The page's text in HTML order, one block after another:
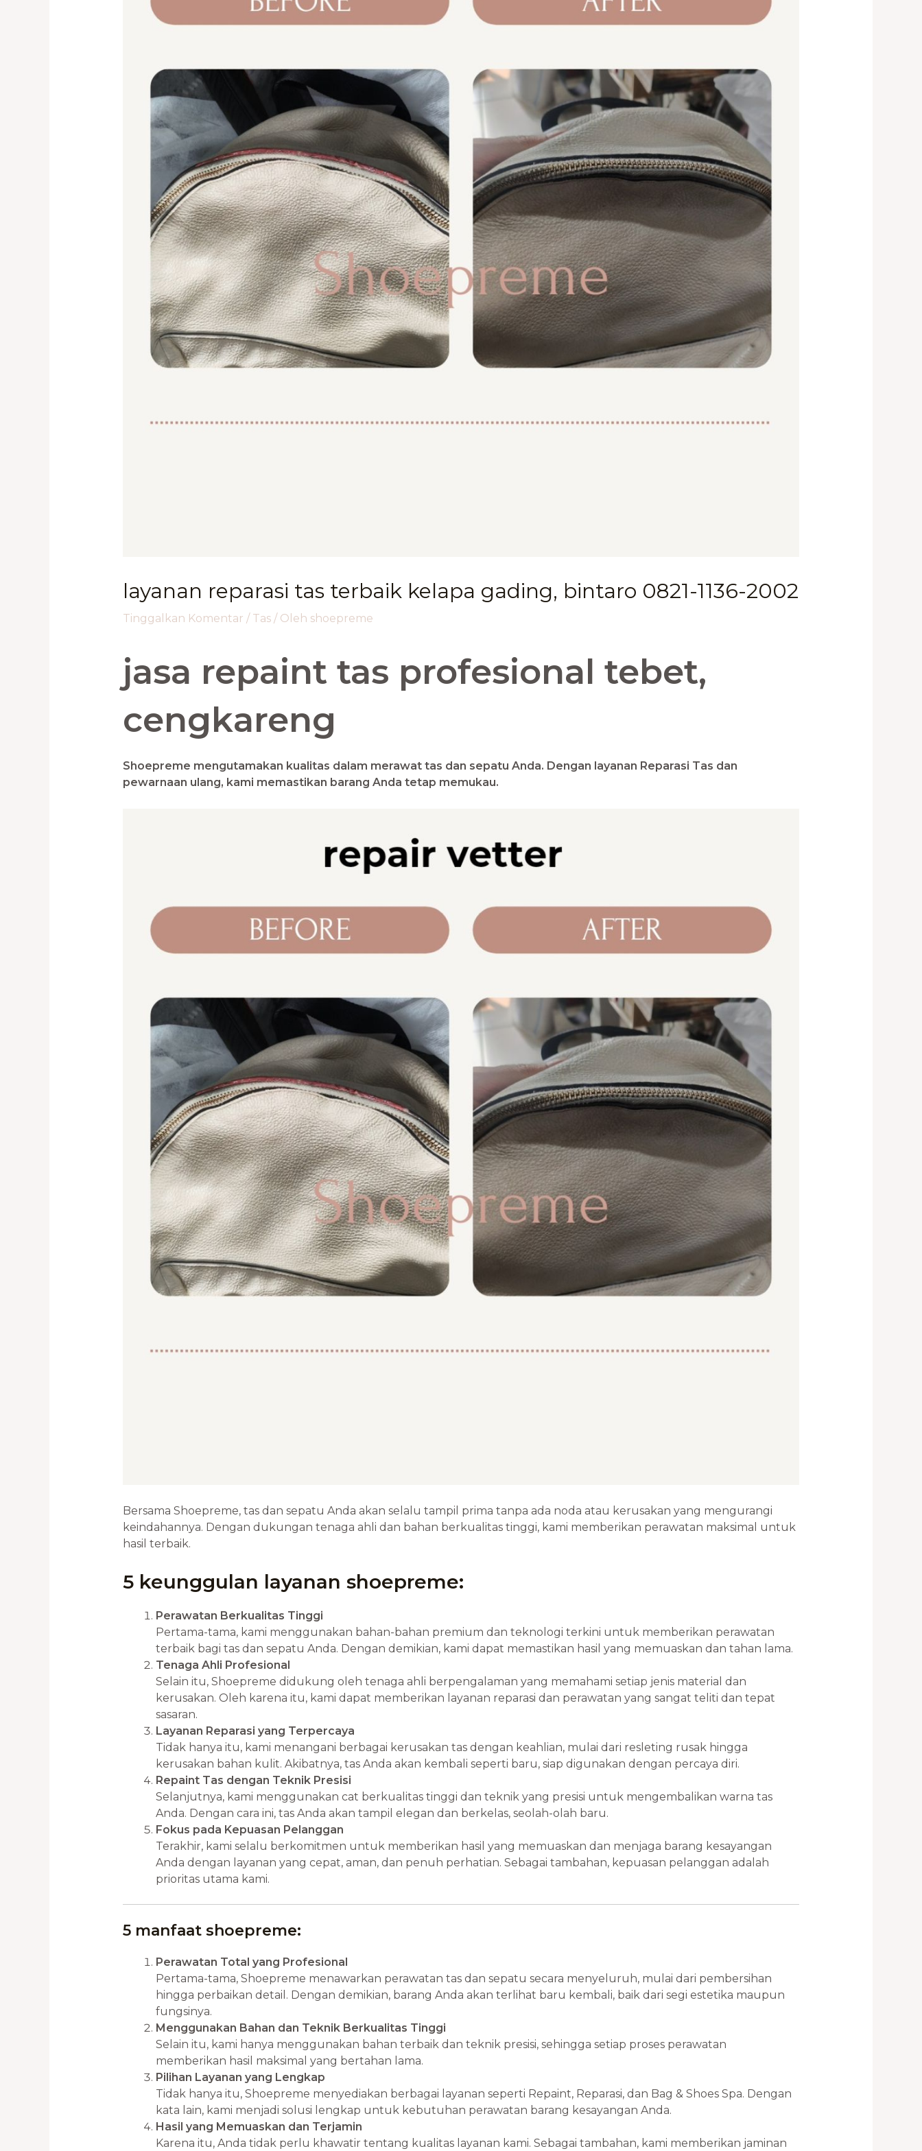
layanan reparasi tas terbaik kelapa gading, bintaro 0821-1136-2002
Tinggalkan Komentar / Tas/ Oleh shoepreme
jasa repaint tas profesional tebet,
cengkareng
Shoepreme mengutamakan kualitas dalam merawat tas dan sepatu Anda. Dengan layanan Reparasi Tas dan
pewarnaan ulang, kami memastikan barang Anda tetap memukau.
Bersama Shoepreme, tas dan sepatu Anda akan selalu tampil prima tanpa ada noda atau kerusakan yang mengurangi
keindahannya. Dengan dukungan tenaga ahli dan bahan berkualitas tinggi, kami memberikan perawatan maksimal untuk
hasil terbaik.
5 keunggulan layanan shoepreme:
Perawatan Berkualitas Tinggi
Pertama-tama, kami menggunakan bahan-bahan premium dan teknologi terkini untuk memberikan perawatan
terbaik bagi tas dan sepatu Anda. Dengan demikian, kami dapat memastikan hasil yang memuaskan dan tahan lama.
Tenaga Ahli Profesional
Selain itu, Shoepreme didukung oleh tenaga ahli berpengalaman yang memahami setiap jenis material dan
kerusakan. Oleh karena itu, kami dapat memberikan layanan reparasi dan perawatan yang sangat teliti dan tepat
sasaran.
Layanan Reparasi yang Terpercaya
Tidak hanya itu, kami menangani berbagai kerusakan tas dengan keahlian, mulai dari resleting rusak hingga
kerusakan bahan kulit. Akibatnya, tas Anda akan kembali seperti baru, siap digunakan dengan percaya diri.
Repaint Tas dengan Teknik Presisi
Selanjutnya, kami menggunakan cat berkualitas tinggi dan teknik yang presisi untuk mengembalikan warna tas
Anda. Dengan cara ini, tas Anda akan tampil elegan dan berkelas, seolah-olah baru.
Fokus pada Kepuasan Pelanggan
Terakhir, kami selalu berkomitmen untuk memberikan hasil yang memuaskan dan menjaga barang kesayangan
Anda dengan layanan yang cepat, aman, dan penuh perhatian. Sebagai tambahan, kepuasan pelanggan adalah
prioritas utama kami.
5 manfaat shoepreme:
Perawatan Total yang Profesional
Pertama-tama, Shoepreme menawarkan perawatan tas dan sepatu secara menyeluruh, mulai dari pembersihan
hingga perbaikan detail. Dengan demikian, barang Anda akan terlihat baru kembali, baik dari segi estetika maupun
fungsinya.
Menggunakan Bahan dan Teknik Berkualitas Tinggi
Selain itu, kami hanya menggunakan bahan terbaik dan teknik presisi, sehingga setiap proses perawatan
memberikan hasil maksimal yang bertahan lama.
Pilihan Layanan yang Lengkap
Tidak hanya itu, Shoepreme menyediakan berbagai layanan seperti Repaint, Reparasi, dan Bag & Shoes Spa. Dengan
kata lain, kami menjadi solusi lengkap untuk kebutuhan perawatan barang kesayangan Anda.
Hasil yang Memuaskan dan Terjamin
Karena itu, Anda tidak perlu khawatir tentang kualitas layanan kami. Sebagai tambahan, kami memberikan jaminan